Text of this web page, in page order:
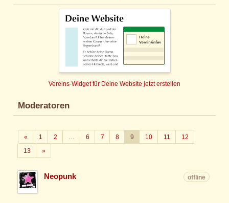
Vereins-Widget für Deine Website jetzt erstellen
Moderatoren
«Zurück
1 2 6 7 8 9 10 11
12
13
»Weiter
Neopunk offline